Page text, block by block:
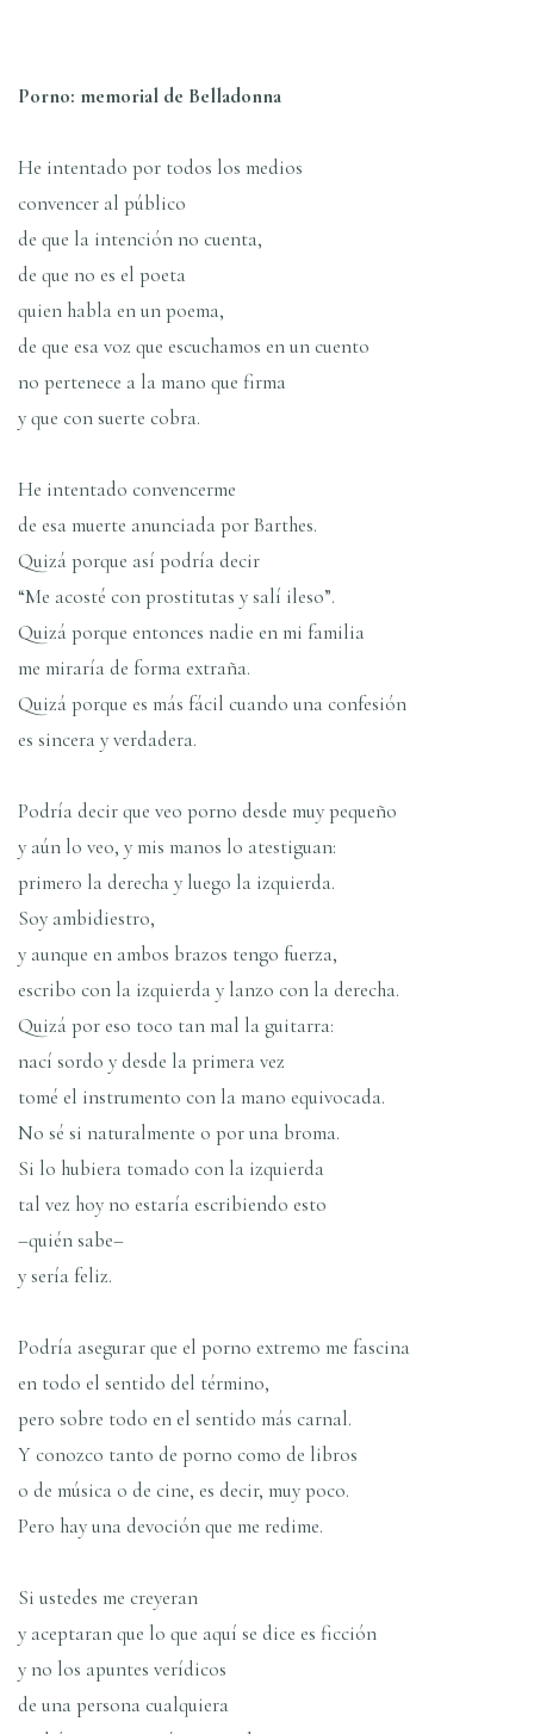
Porno: memorial de Belladonna
He intentado por todos los medios
convencer al público
de que la intención no cuenta,
de que no es el poeta
quien habla en un poema,
de que esa voz que escuchamos en un cuento
no pertenece a la mano que firma
y que con suerte cobra.
He intentado convencerme
de esa muerte anunciada por Barthes.
Quizá porque así­ podrí­a decir
“Me acosté con prostitutas y salí ileso”.
Quizá porque entonces nadie en mi familia
me mirarí­a de forma extraña.
Quizá porque es más fácil cuando una confesión
es sincera y verdadera.
Podrí­a decir que veo porno desde muy pequeño
y aún lo veo, y mis manos lo atestiguan:
primero la derecha y luego la izquierda.
Soy ambidiestro,
y aunque en ambos brazos tengo fuerza,
escribo con la izquierda y lanzo con la derecha.
Quizá por eso toco tan mal la guitarra:
nací­ sordo y desde la primera vez
tomé el instrumento con la mano equivocada.
No sé si naturalmente o por una broma.
Si lo hubiera tomado con la izquierda
tal vez hoy no estarí­a escribiendo esto
–quién sabe–
y serí­a feliz.
Podrí­a asegurar que el porno extremo me fascina
en todo el sentido del término,
pero sobre todo en el sentido más carnal.
Y conozco tanto de porno como de libros
o de música o de cine, es decir, muy poco.
Pero hay una devoción que me redime.
Si ustedes me creyeran
y aceptaran que lo que aquí­ se dice es ficción
y no los apuntes verí­dicos
de una persona cualquiera